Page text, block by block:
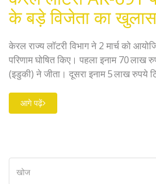
के बड़े विजेता का
केरल राज्य लॉटरी विभाग ने 2 मार्च को
परिणाम घोषित किए। पहला इनाम 70 लाख
(इडुकी) ने जीता। दूसरा इनाम 5 लाख रुपये
कंसोलिडेशन और चौथा इनाम भी दिया गया।
बताया गए।
आगे पढ़ें